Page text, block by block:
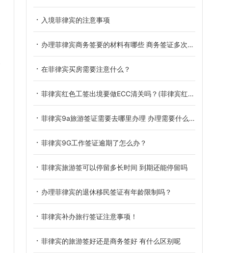
入境菲律宾的注意事项
办理菲律宾商务签要的材料有哪些 商务签证多次往返菲律宾吗
在菲律宾买房需要注意什么？
菲律宾红色工签出境要做ECC清关吗？(菲律宾红色工签出境做ECC)
菲律宾9a旅游签证需要去哪里办理 办理需要什么材料
菲律宾9G工作签证逾期了怎么办？
菲律宾旅游签可以停留多长时间 到期还能停留吗
办理菲律宾的退休移民签证有年龄限制吗？
菲律宾补办旅行签证注意事项！
菲律宾的旅游签好还是商务签好 有什么区别呢